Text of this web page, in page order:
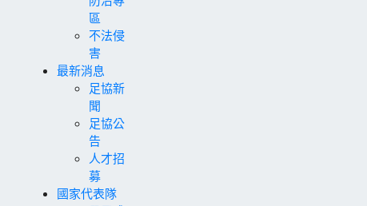
區
不法侵
害
最新消息
足協新
聞
足協公
告
人才招
募
國家代表隊